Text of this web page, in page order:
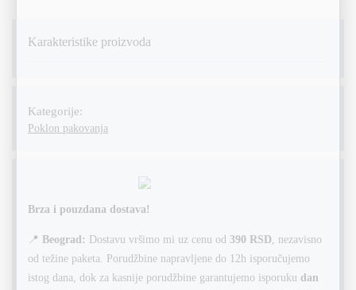
Karakteristike proizvoda
Kategorije:
Poklon pakovanja
Brza i pouzdana dostava!
📍 Beograd: Dostavu vršimo mi uz cenu od 390 RSD, nezavisno
od težine paketa. Porudžbine napravljene do 12h isporučujemo
istog dana, dok za kasnije porudžbine garantujemo isporuku dan